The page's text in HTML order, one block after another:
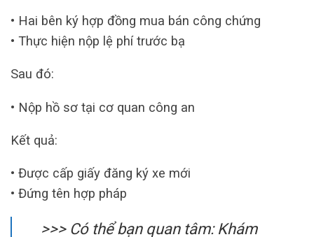
• Hai bên ký hợp đồng mua bán công chứng
• Thực hiện nộp lệ phí trước bạ
Sau đó:
• Nộp hồ sơ tại cơ quan công an
Kết quả:
• Được cấp giấy đăng ký xe mới
• Đứng tên hợp pháp
>>> Có thể bạn quan tâm: Khám